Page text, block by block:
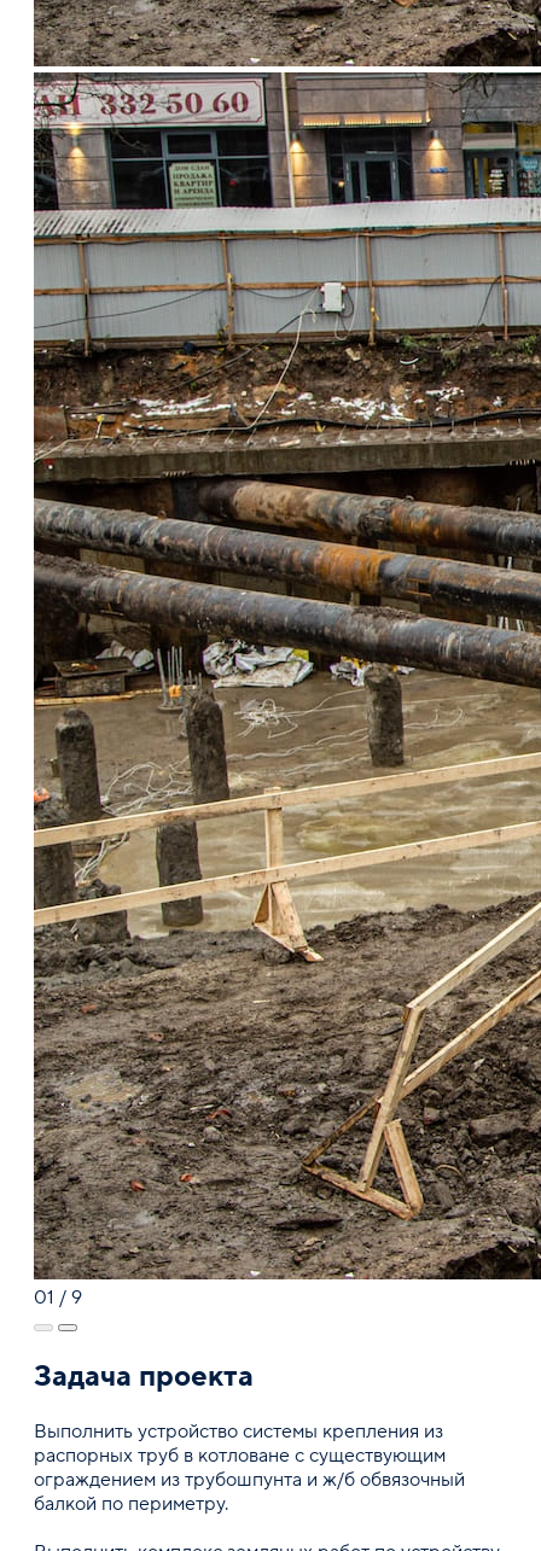
01 / 9
Задача проекта
Выполнить устройство системы крепления из
распорных труб в котловане с существующим
ограждением из трубошпунта и ж/б обвязочный
балкой по периметру.